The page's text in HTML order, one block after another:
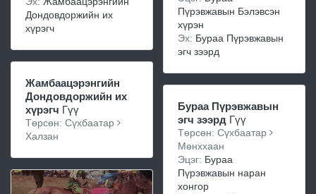
Дондовдоржийн их
хүрэгч
Жамбаацэрэнгийн
Дондовдоржийн их
хүрэгч Гүү
Төрсөн: Сүхбаатар
Халзан
Пүрэвжавын Бэлэвсэн
хүрэн
Эх: Бураа Пүрэвжавын
эгч зээрд
Бураа Пүрэвжавын
эгч зээрд Гүү
Төрсөн: Сүхбаатар
Мөнххаан
Эцэг: Бураа
Пүрэвжавын наран
хонгор